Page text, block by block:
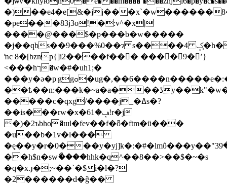
�)��e4�e[&�jj��
�pe���83j3o!�:v^�x|
����@���$�p���b�w�����
�j��qbs��9���%0��ɂ s����ݤ 4�̩h�
ŉc 8�[bznp{]i2����f��􌠋� ����9�ʼ}
<���hך�w�#�uh1 ;�
���y�ә�p|ggߋ�ug�,��6����n�����e�:�[8d�cf��t��v��ѧ��9i�<������s��,��$�t:��ck1�
��ҍ��n:���k�~a�a���ڐy��k"�w��жs���f�ǐ�z�f�������ki��!
�����c�qxg/����j_�ߡs�?
��is���rw�x�ݡ�61!r�j
�)�2ъbho�шl�fev��f�ȫ�ftm�ü���
�u��b�1v�l���
�ę��y�r�0���y�yj]k�:�#�lmΰ���y��"߈�39
��h$n�swޯ����hhk�q^��8��>��$�~�s
�q�x.ɟ�;~��`�$i�l�?
�2������d�ǧ��